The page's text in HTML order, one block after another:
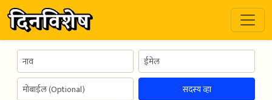
सदस्य व्हा